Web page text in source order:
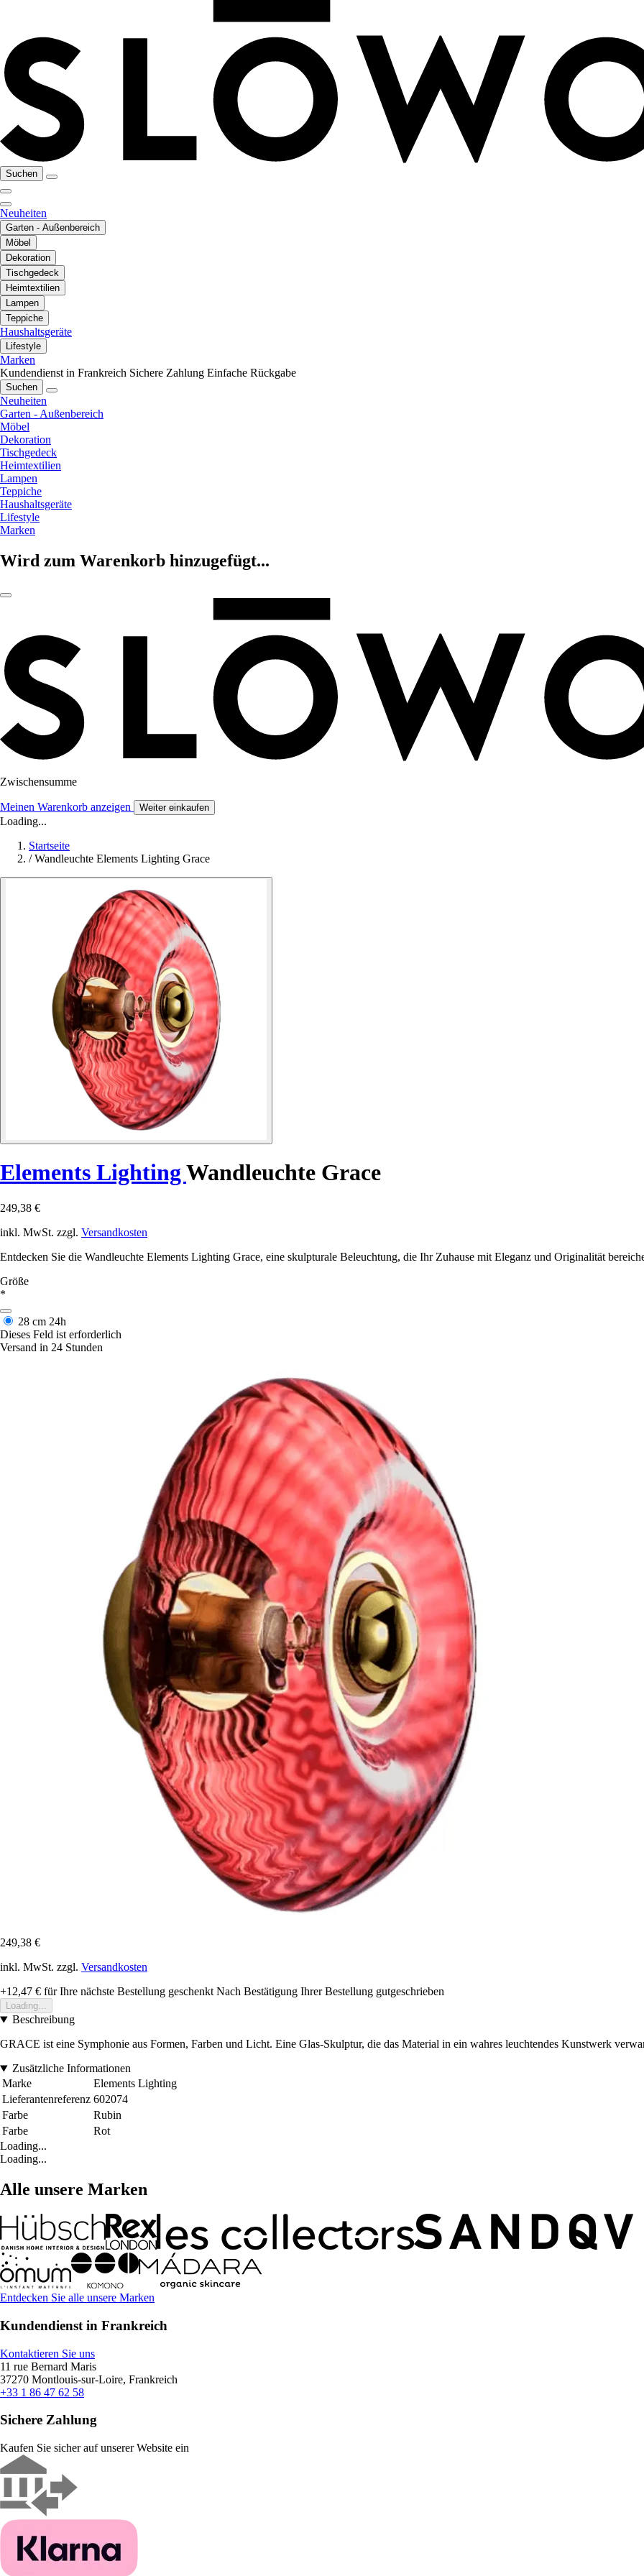
Suchen
Neuheiten
Garten - Außenbereich
Möbel
Dekoration
Tischgedeck
Heimtextilien
Lampen
Teppiche
Haushaltsgeräte
Lifestyle
Marken
Kundendienst in Frankreich Sichere Zahlung Einfache Rückgabe
Suchen
Neuheiten
Garten - Außenbereich
Möbel
Dekoration
Tischgedeck
Heimtextilien
Lampen
Teppiche
Haushaltsgeräte
Lifestyle
Marken
Wird zum Warenkorb hinzugefügt...
Zwischensumme
Meinen Warenkorb anzeigen Weiter einkaufen
Loading...
Startseite
/ Wandleuchte Elements Lighting Grace
Elements LightingWandleuchte Grace
249,38 €
inkl. MwSt. zzgl. Versandkosten
Entdecken Sie die Wandleuchte Elements Lighting Grace, eine skulpturale Beleuchtung, die Ihr Zuhause mit Eleganz und Originalität
Größe
*
28 cm 24h
Dieses Feld ist erforderlich
Versand in 24 Stunden
249,38 €
inkl. MwSt. zzgl. Versandkosten
+12,47 € für Ihre nächste Bestellung geschenkt Nach Bestätigung Ihrer Bestellung gutgeschrieben
Loading...
Beschreibung
GRACE ist eine Symphonie aus Formen, Farben und Licht. Eine Glas-Skulptur, die das Material in ein wahres leuchtendes Kunstwerk
Zusätzliche Informationen
Marke
Elements Lighting
Lieferantenreferenz 602074
Farbe
Rubin
Farbe
Rot
Loading...
Loading...
Alle unsere Marken
Entdecken Sie alle unsere Marken
Kundendienst in Frankreich
Kontaktieren Sie uns
11 rue Bernard Maris
37270 Montlouis-sur-Loire, Frankreich
+33 1 86 47 62 58
Sichere Zahlung
Kaufen Sie sicher auf unserer Website ein